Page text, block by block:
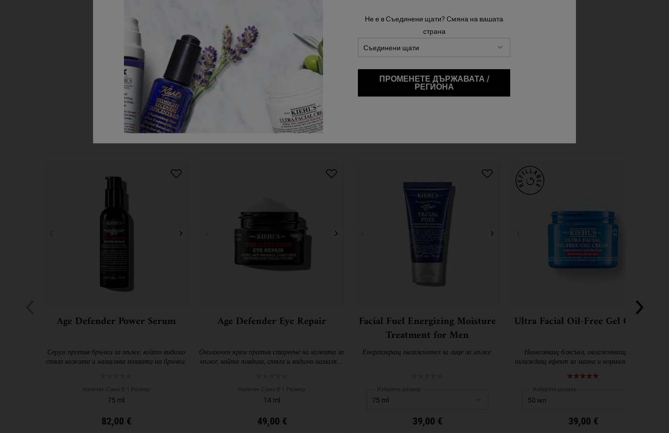
Наличен Само В 1 Размер
82,00 €
ДОБАВЯНЕ В КОШНИЦАТАAGE DEFENDER POWER SERUM
Изберете размер
65,00 €
ДОБАВЯНЕ В КОШНИЦАТА
Завършете вашата рутина
Age Defender Power Serum
Серум против бръчки за мъже, който видимо
стяга кожата и намалява появата на бръчки.
Наличен Само В 1 Размер
75 ml
82,00 €
Age Defender Eye Repair
Околоочен крем против стареене на кожата за
мъже, който повдига, стяга и видимо намалява
Наличен Само В 1 Размер
14 ml
49,00 €
Facial Fuel Energizing Moisture
Treatment for Men
Енергизиращ овлажнител за лице за мъже.
Изберете размер
39,00 €
Ultra Facial Oil-Free Gel Cream
Намаляващ блясъка, овлажняващ гел с
охлаждащ ефект за мазна и нормална кожа.
Изберете размер
39,00 €
Не е в Съединени щати? Смяна на вашата
страна
ПРОМЕНЕТЕ ДЪРЖАВАТА /
РЕГИОНА